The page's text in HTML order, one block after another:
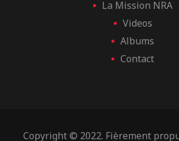
La Mission NRA
Videos
Albums
Contact
Copyright © 2022. Fièrement